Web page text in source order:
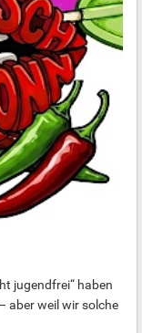
jugendfrei“ haben
aber weil wir solche